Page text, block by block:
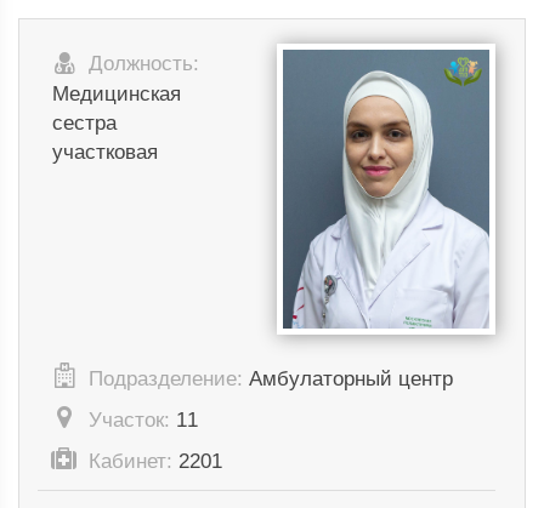
Должность:
Медицинская
сестра
участковая
Подразделение: Амбулаторный центр
Участок: 11
Кабинет: 2201